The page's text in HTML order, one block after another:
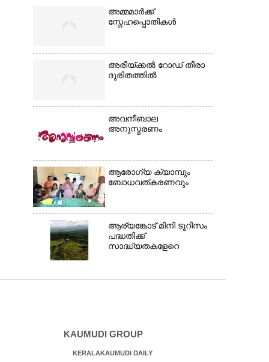
അമ്മമാർക്ക്
സ്നേഹപ്പൊതികൾ
അരീയ്ക്കൽ റോഡ് തീരാ
ദുരിതത്തിൽ
അവനീബാല
അനുസ്മരണം
ആരോഗ്യ ക്യാമ്പും
ബോധവത്കരണവും
ആര്യങ്കോട് മിനി ടൂറിസം
പദ്ധതിക്ക്
സാദ്ധ്യതകളേറെ
KAUMUDI GROUP
KERALAKAUMUDI DAILY